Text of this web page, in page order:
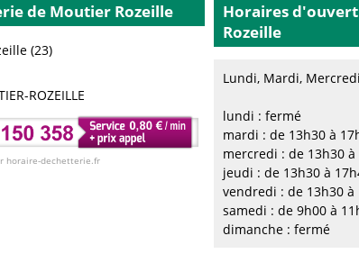
de Moutier Rozeille
(23)
ROZEILLE
horaire-dechetterie.fr
Horaires
Rozeille
Lundi, Mardi,
lundi : fermé
mardi : de 13h30 à
mercredi : de 13h30 à
jeudi : de 13h30 à
vendredi : de 13h30 à
samedi : de 9h00 à
dimanche : fermé